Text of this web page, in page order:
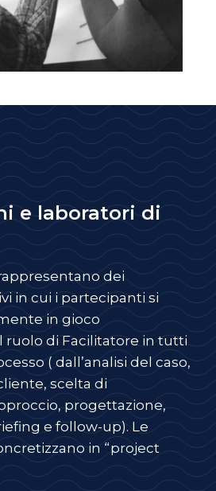
e laboratori di
dei
in cui i partecipanti si
in gioco
di Facilitatore in tutti
( dall’analisi del caso,
scelta di
progettazione,
e follow-up). Le
in “project